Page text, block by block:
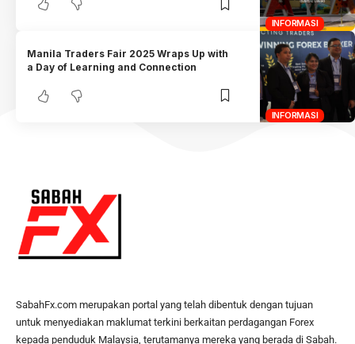
INFORMASI
INFORMASI
Manila Traders Fair 2025 Wraps Up with
a Day of Learning and Connection
SabahFx.com merupakan portal yang telah dibentuk dengan tujuan
untuk menyediakan maklumat terkini berkaitan perdagangan Forex
kepada penduduk Malaysia, terutamanya mereka yang berada di Sabah.